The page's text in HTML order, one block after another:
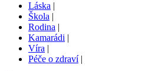
Láska |
Škola |
Rodina |
Kamarádi |
Víra |
Péče o zdraví|